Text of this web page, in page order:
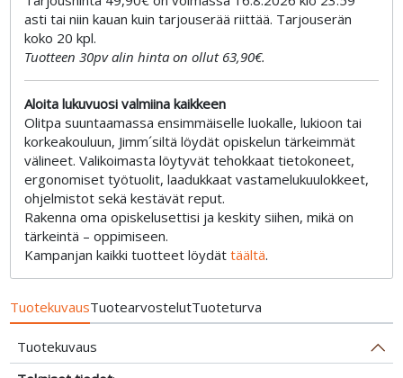
asti tai niin kauan kuin tarjouserää riittää. Tarjouserän
koko 20 kpl.
Tuotteen 30pv alin hinta on ollut 63,90€.
Aloita lukuvuosi valmiina kaikkeen
Olitpa suuntaamassa ensimmäiselle luokalle, lukioon tai
korkeakouluun, Jimm´siltä löydät opiskelun tärkeimmät
välineet. Valikoimasta löytyvät tehokkaat tietokoneet,
ergonomiset työtuolit, laadukkaat vastamelukuulokkeet,
ohjelmistot sekä kestävät reput.
Rakenna oma opiskelusettisi ja keskity siihen, mikä on
tärkeintä – oppimiseen.
Kampanjan kaikki tuotteet löydättäältä.
TuotekuvausTuotearvostelutTuoteturva
Tuotekuvaus